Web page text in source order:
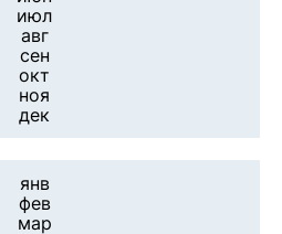
июл
авг
сен
окт
ноя
дек
янв
фев
мар